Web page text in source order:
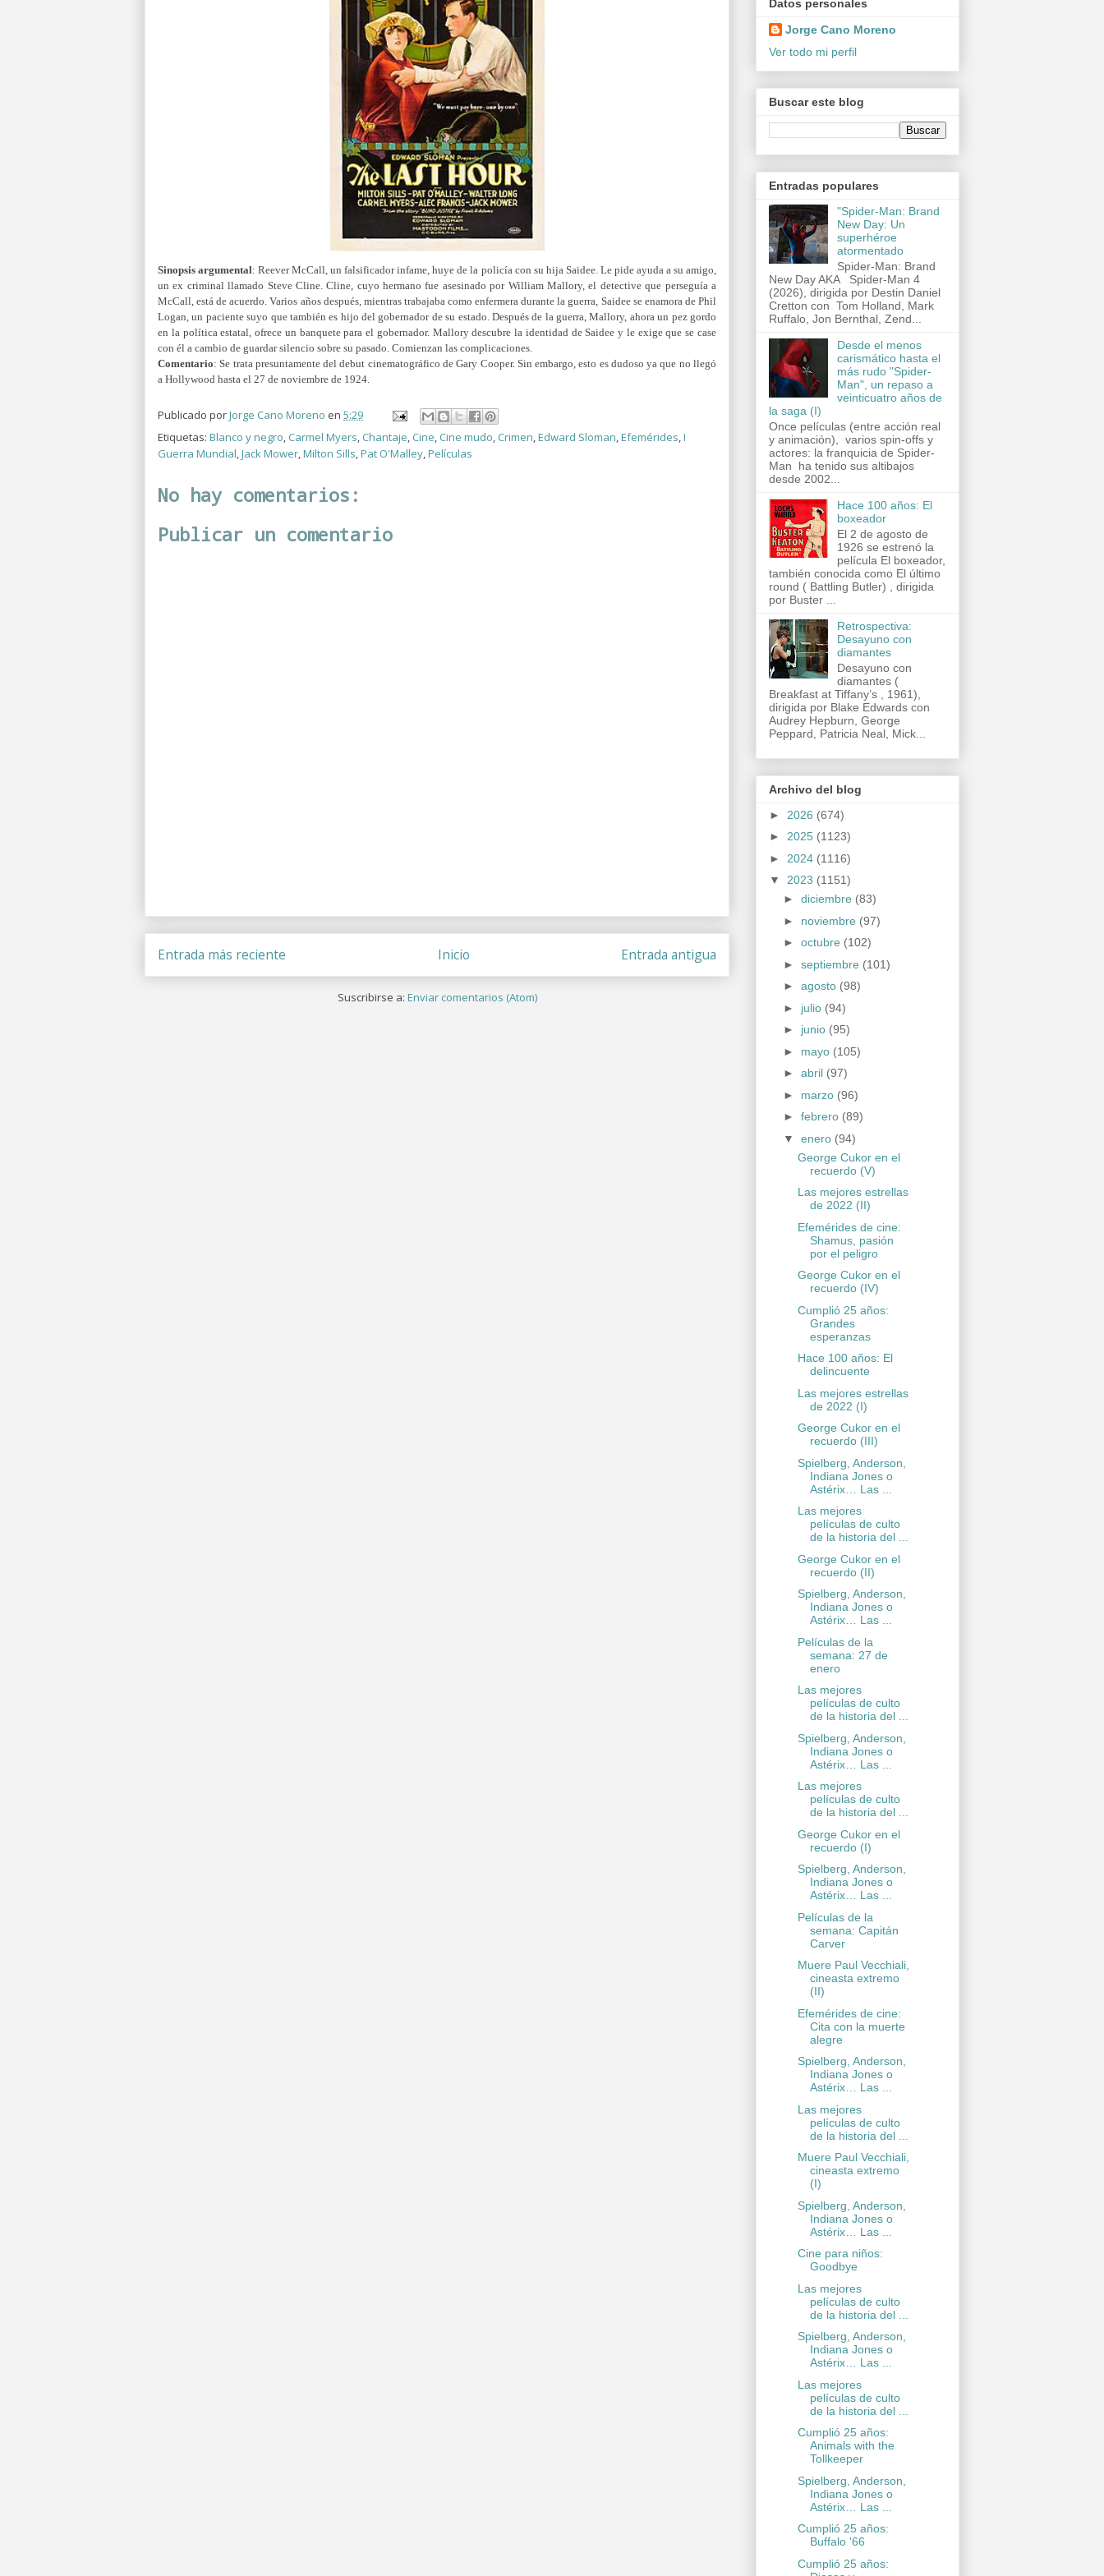
Sinopsis argumental:Reever McCall, un falsificador infame, huye de la policía con su hija Saidee. Le pide ayuda a su amigo,
un ex criminal llamado Steve Cline. Cline, cuyo hermano fue asesinado por William Mallory, el detective que perseguía a
McCall, está de acuerdo. Varios años después, mientras trabajaba como enfermera durante la guerra, Saidee se enamora de Phil
Logan, un paciente suyo que también es hijo del gobernador de su estado. Después de la guerra, Mallory, ahora un pez gordo
en la política estatal, ofrece un banquete para el gobernador. Mallory descubre la identidad de Saidee y le exige que se case
con él a cambio de guardar silencio sobre su pasado. Comienzan las complicaciones.
Comentario: Se trata presuntamente del debut cinematográfico de Gary Cooper. Sin embargo, esto es dudoso ya que no llegó
a Hollywood hasta el 27 de noviembre de 1924.
Publicado porJorge Cano Moreno en 5:29
Etiquetas: Blanco y negro, Carmel Myers, Chantaje, Cine, Cine mudo, Crimen,Edward Sloman,Efemérides,I
Guerra Mundial,Jack Mower,Milton Sills,Pat O'Malley,Películas
No hay comentarios:
Publicar un comentario
Entrada más reciente Entrada antigua
Inicio
Suscribirse a: Enviar comentarios (Atom)
Datos personales
Jorge Cano Moreno
Ver todo mi perfil
Buscar este blog
Entradas populares
"Spider-Man: Brand
New Day: Un
superhéroe
atormentado
Spider-Man: Brand
New Day AKA Spider-Man 4
(2026), dirigida por Destin Daniel
Cretton con Tom Holland, Mark
Ruffalo, Jon Bernthal, Zend...
Desde el menos
carismático hasta el
más rudo "Spider-
Man", un repaso a
veinticuatro años de
la saga (I)
Once películas (entre acción real
y animación), varios spin-offs y
actores: la franquicia de Spider-
Man ha tenido sus altibajos
desde 2002...
Hace 100 años: El
boxeador
El 2 de agosto de
1926 se estrenó la
película El boxeador,
también conocida como El último
round ( Battling Butler) , dirigida
por Buster ...
Retrospectiva:
Desayuno con
diamantes
Desayuno con
diamantes (
Breakfast at Tiffany’s , 1961),
dirigida por Blake Edwards con
Audrey Hepburn, George
Peppard, Patricia Neal, Mick...
Archivo del blog
► 2026 (674)
► 2025 (1123)
► 2024 (1116)
▼ 2023 (1151)
► diciembre (83)
► noviembre (97)
► octubre (102)
► septiembre (101)
► agosto (98)
► julio (94)
► junio (95)
► mayo (105)
► abril (97)
► marzo (96)
► febrero (89)
▼ enero (94)
George Cukor en el
recuerdo (V)
Las mejores estrellas
de 2022 (II)
Efemérides de cine:
Shamus, pasión
por el peligro
George Cukor en el
recuerdo (IV)
Cumplió 25 años:
Grandes
esperanzas
Hace 100 años: El
delincuente
Las mejores estrellas
de 2022 (I)
George Cukor en el
recuerdo (III)
Spielberg, Anderson,
Indiana Jones o
Astérix… Las ...
Las mejores
películas de culto
de la historia del ...
George Cukor en el
recuerdo (II)
Spielberg, Anderson,
Indiana Jones o
Astérix… Las ...
Películas de la
semana: 27 de
enero
Las mejores
películas de culto
de la historia del ...
Spielberg, Anderson,
Indiana Jones o
Astérix… Las ...
Las mejores
películas de culto
de la historia del ...
George Cukor en el
recuerdo (I)
Spielberg, Anderson,
Indiana Jones o
Astérix… Las ...
Películas de la
semana: Capitán
Carver
Muere Paul Vecchiali,
cineasta extremo
(II)
Efemérides de cine:
Cita con la muerte
alegre
Spielberg, Anderson,
Indiana Jones o
Astérix… Las ...
Las mejores
películas de culto
de la historia del ...
Muere Paul Vecchiali,
cineasta extremo
(I)
Spielberg, Anderson,
Indiana Jones o
Astérix… Las ...
Cine para niños:
Goodbye
Las mejores
películas de culto
de la historia del ...
Spielberg, Anderson,
Indiana Jones o
Astérix… Las ...
Las mejores
películas de culto
de la historia del ...
Cumplió 25 años:
Animals with the
Tollkeeper
Spielberg, Anderson,
Indiana Jones o
Astérix… Las ...
Cumplió 25 años:
Buffalo '66
Cumplió 25 años: